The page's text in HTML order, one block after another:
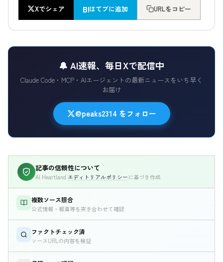
Xでシェア B!はてブに追加 URLをコピー
🔔 AI速報、毎日Xで配信中
Claude Code・MCP・AIエージェントの最新ニュースをいち早く
お届け
@peaks2314 をフォロー
記事の信頼性について
AI Heartland エディトリアルポリシーに基づき作成
複数ソース照合
公式情報・報道等を突き合わせて確認
ファクトチェック済
ソースURLの内容を検証